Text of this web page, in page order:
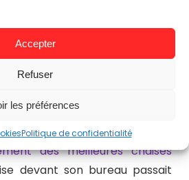
Accepter
Refuser
les préférences
Politique de confidentialité
activités pour lesquelles je
bonne dizaine d’heures sur un
mon avis sur des chaises
proposant de nombreuses
des meilleures chaises
devant son bureau passait